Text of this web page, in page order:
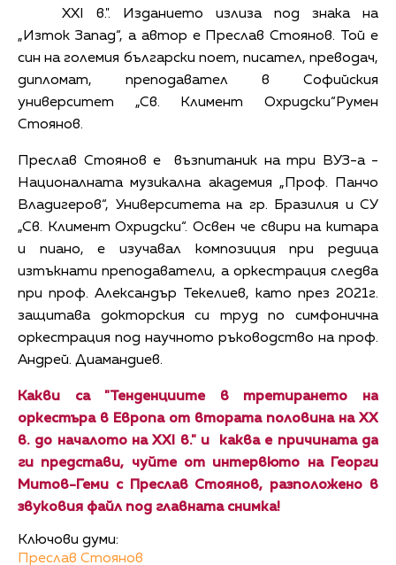
XXI в.". Изданието излиза под знака на
„Изток Запад“, а автор е Преслав Стоянов. Той е
син на големия български поет, писател, преводач,
дипломат, преподавател в Софийския
университет „Св. Климент Охридски“Румен
Стоянов.
Преслав Стоянов е възпитаник на три ВУЗ-а -
Националната музикална академия „Проф. Панчо
Владигеров“, Университета на гр. Бразилия и СУ
„Св. Климент Охридски“. Освен че свири на китара
и пиано, е изучавал композиция при редица
изтъкнати преподаватели, а оркестрация следва
при проф. Александър Текелиев, като през 2021г.
защитава докторския си труд по симфонична
оркестрация под научното ръководство на проф.
Андрей. Диамандиев.
Какви са "Тенденциите в третирането на
оркестъра в Европа от втората половина на ХХ
в. до началото на XXI в." и каква е причината да
ги представи, чуйте от интервюто на Георги
Митов-Геми с Преслав Стоянов, разположено в
звуковия файл под главната снимка!
Ключови думи:
Преслав Стоянов